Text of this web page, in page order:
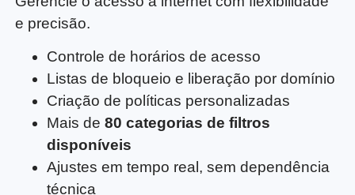
e precisão.
Controle de horários de acesso
Listas de bloqueio e liberação por domínio
Criação de políticas personalizadas
Mais de80 categorias de filtros
disponíveis
Ajustes em tempo real, sem dependência
técnica